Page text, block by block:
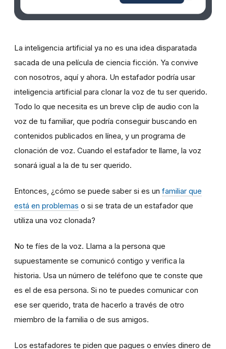
La inteligencia artificial ya no es una idea disparatada
sacada de una película de ciencia ficción. Ya convive
con nosotros, aquí y ahora. Un estafador podría usar
inteligencia artificial para clonar la voz de tu ser querido.
Todo lo que necesita es un breve clip de audio con la
voz de tu familiar, que podría conseguir buscando en
contenidos publicados en línea, y un programa de
clonación de voz. Cuando el estafador te llame, la voz
sonará igual a la de tu ser querido.
Entonces, ¿cómo se puede saber si es un familiar que
está en problemas o si se trata de un estafador que
utiliza una voz clonada?
No te fíes de la voz. Llama a la persona que
supuestamente se comunicó contigo y verifica la
historia. Usa un número de teléfono que te conste que
es el de esa persona. Si no te puedes comunicar con
ese ser querido, trata de hacerlo a través de otro
miembro de la familia o de sus amigos.
Los estafadores te piden que pagues o envíes dinero de